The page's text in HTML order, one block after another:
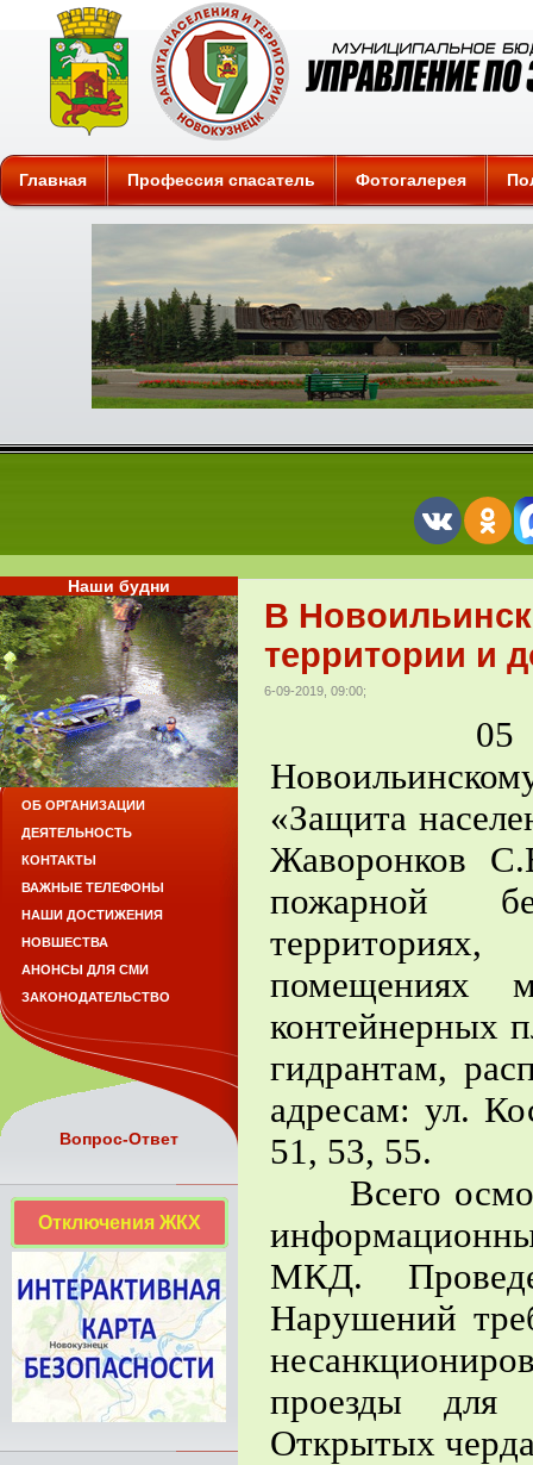
Защита
Главная Профессия спасатель Фотогалерея
В
территории и
6-09-2019, 09:00;
05
«Защита
Жаворонков
пожарной
помещениях
контейнерных
гидрантам,
адресам: ул.
51, 53, 55.
Всего
МКД.
Нарушений
проезды для
Открытых
Наши будни
ОБ ОРГАНИЗАЦИИ
ДЕЯТЕЛЬНОСТЬ
КОНТАКТЫ
ВАЖНЫЕ ТЕЛЕФОНЫ
НАШИ ДОСТИЖЕНИЯ
НОВШЕСТВА
АНОНСЫ ДЛЯ СМИ
ЗАКОНОДАТЕЛЬСТВО
Вопрос-Ответ
Отключения ЖКХ